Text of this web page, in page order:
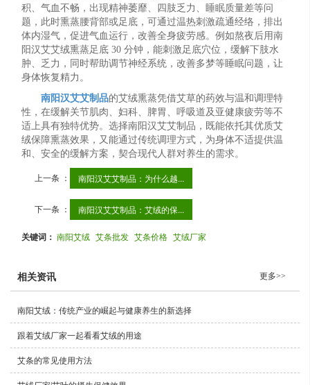
积、气血不畅，出现精神萎靡、四肢乏力、睡眠质量差等问
题，此时熏蒸腰背部或足底，可通过温热刺激疏通经络，排出
体内湿气，促进气血运行，改善全身疲劳感。例如熬夜后用南
阳汉艾艾绒熏蒸足底 30 分钟，能刺激足底穴位，缓解下肢水
肿、乏力，同时帮助调节神经系统，改善多梦等睡眠问题，让
身体恢复精力。
南阳汉艾艾制品的艾绒熏蒸凭借艾草的药效与温和调理特
性，在缓解关节肌肉、妇科、脾胃、呼吸道及亚健康疲劳等不
适上具有独特优势。选择南阳汉艾艾制品，既能依托其优质艾
绒保障熏蒸效果，又能通过传统调理方式，为身体不适提供温
和、安全的缓解方案，契合现代人群对养生的需求。
上一条 ： 南阳汉艾艾制品：为什么越...
下一条 ： 南阳汉艾艾制品：艾绒的保...
关键词：南阳艾绒 艾条批发 艾条价格 艾绒厂家
相关资讯 更多>>
南阳艾绒：传统产业的崛起与健康养生的新选择
跟着艾绒厂家一起看看艾绒的用途
艾条的常见使用方法